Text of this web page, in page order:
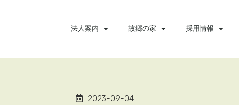
法人案内 故郷の家 採用情報
2023-09-04